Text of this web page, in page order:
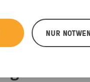
unnötig Zeit kostete
zu machen.
NUR